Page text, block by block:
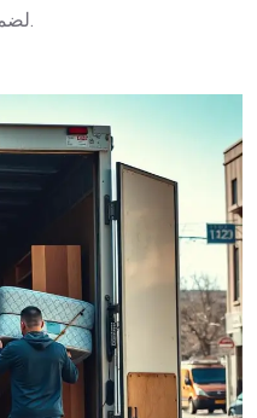
لضمان اختيار الخيار الأفضل لاحتياجاتك.